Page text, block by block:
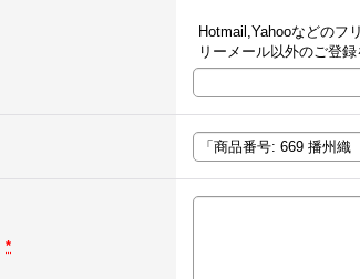
Hotmail,Yahooなどのフ
リーメール以外のご登録
*